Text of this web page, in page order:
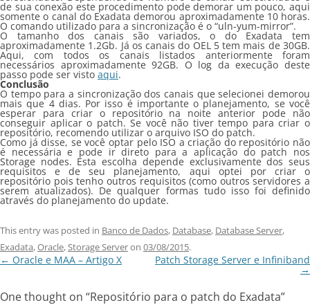
de sua conexão este procedimento pode demorar um pouco, aqui
somente o canal do Exadata demorou aproximadamente 10 horas.
O comando utilizado para a sincronização é o “uln-yum-mirror”.
O tamanho dos canais são variados, o do Exadata tem
aproximadamente 1.2Gb. Já os canais do OEL 5 tem mais de 30GB.
Aqui, com todos os canais listados anteriormente foram
necessários aproximadamente 92GB. O log da execução deste
passo pode ser visto aqui.
Conclusão
O tempo para a sincronização dos canais que selecionei demorou
mais que 4 dias. Por isso é importante o planejamento, se você
esperar para criar o repositório na noite anterior pode não
conseguir aplicar o patch. Se você não tiver tempo para criar o
repositório, recomendo utilizar o arquivo ISO do patch.
Como já disse, se você optar pelo ISO a criação do repositório não
é necessária e pode ir direto para a aplicação do patch nos
Storage nodes. Esta escolha depende exclusivamente dos seus
requisitos e de seu planejamento, aqui optei por criar o
repositório pois tenho outros requisitos (como outros servidores a
serem atualizados). De qualquer formas tudo isso foi definido
através do planejamento do update.
This entry was posted in Banco de Dados, Database, Database Server,
Exadata,Oracle,Storage Serveron 03/08/2015.
Post
navigation
← Oracle e MAA – Artigo X Patch Storage Server e Infiniband
→
One thought on “Repositório para o patch do Exadata”